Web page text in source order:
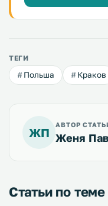
ТЕГИ
Польша Краков
ЖП
АВТОР
Женя
Статьи по теме